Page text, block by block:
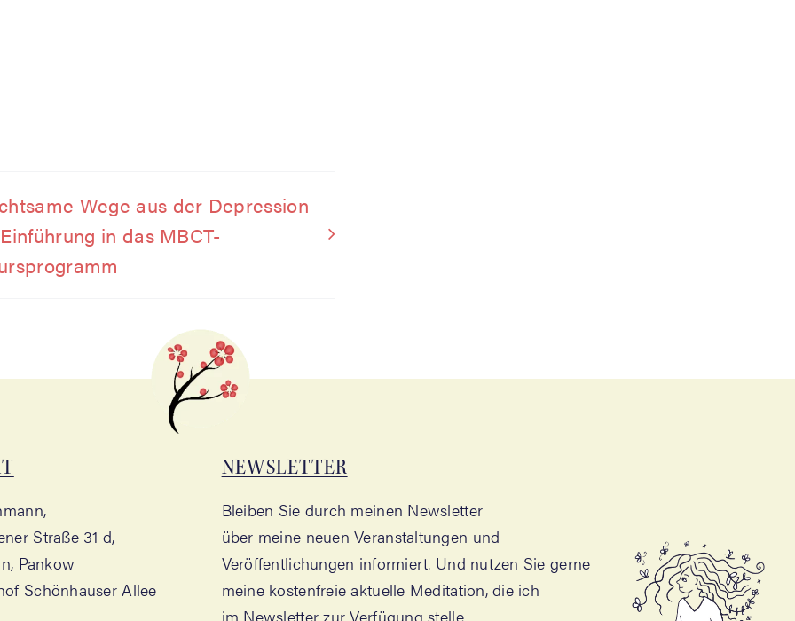
Wege aus der Depres­si­on
in das MBCT-
Stra­ße 31 d,
Pankow
Schön­hau­ser Allee
NEWS­LET­TER
Blei­ben Sie durch mei­nen News­let­ter
über mei­ne neu­en Ver­an­stal­tun­gen und
Ver­öf­fent­li­chun­gen infor­miert. Und nut­zen Sie ger­ne
mei­ne kos­ten­freie aktu­el­le Medi­ta­ti­on, die ich
im News­let­ter zur Ver­fü­gung stelle.